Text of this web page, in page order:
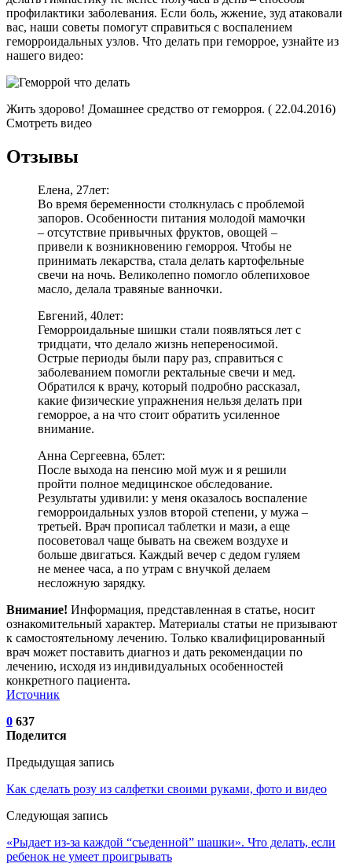
профилактики заболевания. Если боль, жжение, зуд атаковали
вас, наши советы помогут справиться с воспалением
геморроидальных узлов. Что делать при геморрое, узнайте из
нашего видео:
Жить здорово! Домашнее средство от геморроя. ( 22.04.2016)
Смотреть видео
Отзывы
Елена, 27лет:
Во время беременности столкнулась с проблемой
запоров. Особенности питания молодой мамочки
– отсутствие привычных фруктов, овощей –
привели к возникновению геморроя. Чтобы не
принимать лекарства, стала делать картофельные
свечи на ночь. Великолепно помогло облепиховое
масло, делала травяные ванночки.
Евгений, 40лет:
Геморроидальные шишки стали появляться лет с
тридцати, что делало жизнь непереносимой.
Острые периоды были пару раз, справиться с
заболеванием помогли ректальные свечи и мед.
Обратился к врачу, который подробно рассказал,
какие физические упражнения нельзя делать при
геморрое, а на что стоит обратить усиленное
внимание.
Анна Сергеевна, 65лет:
После выхода на пенсию мой муж и я решили
пройти полное медицинское обследование.
Результаты удивили: у меня оказалось воспаление
геморроидальных узлов второй степени, у мужа –
третьей. Врач прописал таблетки и мази, а еще
посоветовал чаще бывать на свежем воздухе и
больше двигаться. Каждый вечер с дедом гуляем
не менее часа, а по утрам с внучкой делаем
несложную зарядку.
Внимание! Информация, представленная в статье, носит
ознакомительный характер. Материалы статьи не призывают
к самостоятельному лечению. Только квалифицированный
врач может поставить диагноз и дать рекомендации по
лечению, исходя из индивидуальных особенностей
конкретного пациента.
Источник
0 637
Поделится
Предыдущая запись
Как сделать розу из салфетки своими руками, фото и видео
Следующая запись
«Рыдает из-за каждой “съеденной” шашки». Что делать, если
ребенок не умеет проигрывать